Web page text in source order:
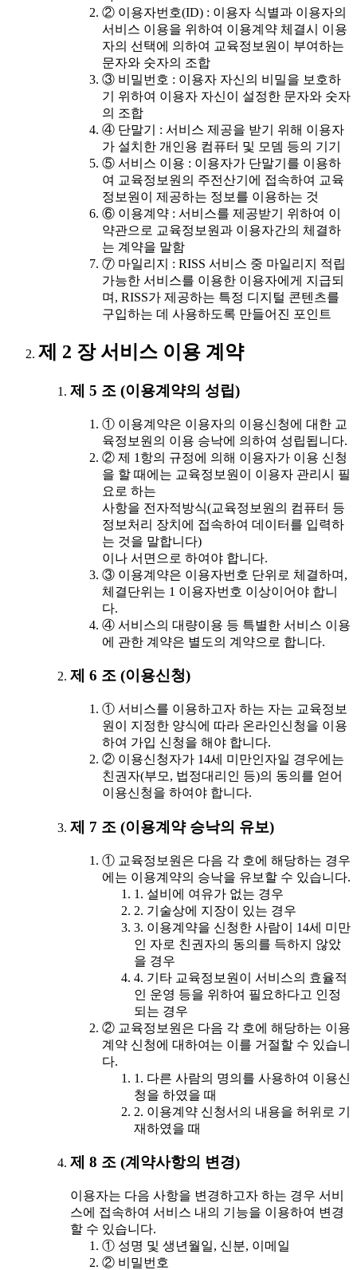
② 이용자번호(ID) : 이용자 식별과 이용자의
서비스 이용을 위하여 이용계약 체결시 이용
자의 선택에 의하여 교육정보원이 부여하는
문자와 숫자의 조합
③ 비밀번호 : 이용자 자신의 비밀을 보호하
기 위하여 이용자 자신이 설정한 문자와 숫자
의 조합
④ 단말기 : 서비스 제공을 받기 위해 이용자
가 설치한 개인용 컴퓨터 및 모뎀 등의 기기
⑤ 서비스 이용 : 이용자가 단말기를 이용하
여 교육정보원의 주전산기에 접속하여 교육
정보원이 제공하는 정보를 이용하는 것
⑥ 이용계약 : 서비스를 제공받기 위하여 이
약관으로 교육정보원과 이용자간의 체결하
는 계약을 말함
⑦ 마일리지 : RISS 서비스 중 마일리지 적립
가능한 서비스를 이용한 이용자에게 지급되
며, RISS가 제공하는 특정 디지털 콘텐츠를
구입하는 데 사용하도록 만들어진 포인트
제 2 장 서비스 이용 계약
제 5 조 (이용계약의 성립)
① 이용계약은 이용자의 이용신청에 대한 교
육정보원의 이용 승낙에 의하여 성립됩니다.
② 제 1항의 규정에 의해 이용자가 이용 신청
을 할 때에는 교육정보원이 이용자 관리시 필
요로 하는
사항을 전자적방식(교육정보원의 컴퓨터 등
정보처리 장치에 접속하여 데이터를 입력하
는 것을 말합니다)
이나 서면으로 하여야 합니다.
③ 이용계약은 이용자번호 단위로 체결하며,
체결단위는 1 이용자번호 이상이어야 합니
다.
④ 서비스의 대량이용 등 특별한 서비스 이용
에 관한 계약은 별도의 계약으로 합니다.
제 6 조 (이용신청)
① 서비스를 이용하고자 하는 자는 교육정보
원이 지정한 양식에 따라 온라인신청을 이용
하여 가입 신청을 해야 합니다.
② 이용신청자가 14세 미만인자일 경우에는
친권자(부모, 법정대리인 등)의 동의를 얻어
이용신청을 하여야 합니다.
제 7 조 (이용계약 승낙의 유보)
① 교육정보원은 다음 각 호에 해당하는 경우
에는 이용계약의 승낙을 유보할 수 있습니다.
1. 설비에 여유가 없는 경우
2. 기술상에 지장이 있는 경우
3. 이용계약을 신청한 사람이 14세 미만
인 자로 친권자의 동의를 득하지 않았
을 경우
4. 기타 교육정보원이 서비스의 효율적
인 운영 등을 위하여 필요하다고 인정
되는 경우
② 교육정보원은 다음 각 호에 해당하는 이용
계약 신청에 대하여는 이를 거절할 수 있습니
다.
1. 다른 사람의 명의를 사용하여 이용신
청을 하였을 때
2. 이용계약 신청서의 내용을 허위로 기
재하였을 때
제 8 조 (계약사항의 변경)
이용자는 다음 사항을 변경하고자 하는 경우 서비
스에 접속하여 서비스 내의 기능을 이용하여 변경
할 수 있습니다.
① 성명 및 생년월일, 신분, 이메일
② 비밀번호